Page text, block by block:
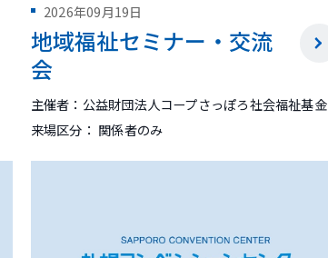
2026年09月19日
地域福祉セミナー・交流
会
主催者：公益財団法人コープさっぽろ社会福祉基金
来場区分： 関係者のみ